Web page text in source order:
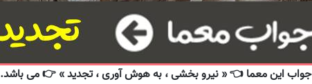
جواب این معما 👈 « نیرو بخشی ، به هوش آوری ، تجدید » 👉 می باشد.